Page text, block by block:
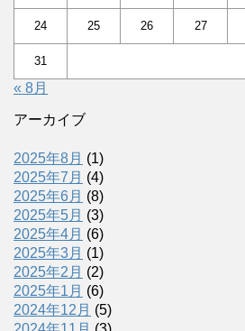
24 25 26 27
31
« 8月
アーカイブ
2025年8月 (1)
2025年7月 (4)
2025年6月 (8)
2025年5月 (3)
2025年4月 (6)
2025年3月 (1)
2025年2月 (2)
2025年1月 (6)
2024年12月 (5)